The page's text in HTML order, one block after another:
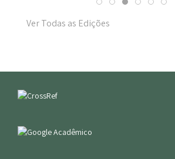
Ver Todas as Edições